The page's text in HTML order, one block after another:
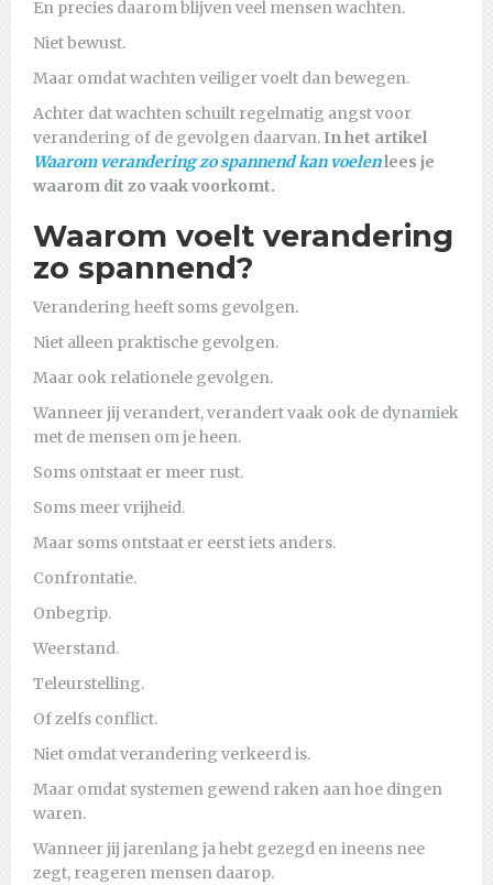
En precies daarom blijven veel mensen wachten.
Niet bewust.
Maar omdat wachten veiliger voelt dan bewegen.
Achter dat wachten schuilt regelmatig angst voor
verandering of de gevolgen daarvan. In het artikel
Waarom verandering zo spannend kan voelenlees je
waarom dit zo vaak voorkomt.
Waarom voelt verandering
zo spannend?
Verandering heeft soms gevolgen.
Niet alleen praktische gevolgen.
Maar ook relationele gevolgen.
Wanneer jij verandert, verandert vaak ook de dynamiek
met de mensen om je heen.
Soms ontstaat er meer rust.
Soms meer vrijheid.
Maar soms ontstaat er eerst iets anders.
Confrontatie.
Onbegrip.
Weerstand.
Teleurstelling.
Of zelfs conflict.
Niet omdat verandering verkeerd is.
Maar omdat systemen gewend raken aan hoe dingen
waren.
Wanneer jij jarenlang ja hebt gezegd en ineens nee
zegt, reageren mensen daarop.